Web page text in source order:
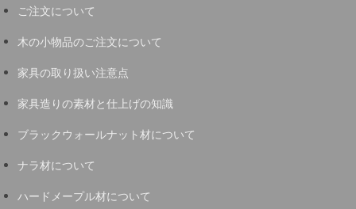
ご注文について
木の小物品のご注文について
家具の取り扱い注意点
家具造りの素材と仕上げの知識
ブラックウォールナット材について
ナラ材について
ハードメープル材について